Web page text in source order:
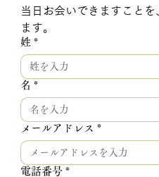
当日お会いできますこと
ます。
姓 *
名 *
メールアドレス *
電話番号 *